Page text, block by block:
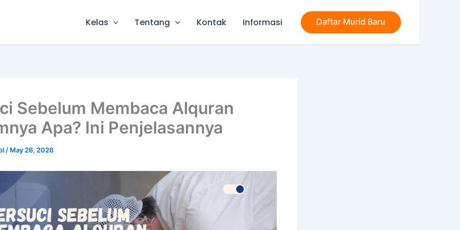
Kelas Tentang Kontak Informasi Daftar Murid Baru
Sebelum Membaca Alquran
Apa? Ini Penjelasannya
/ May 26, 2026